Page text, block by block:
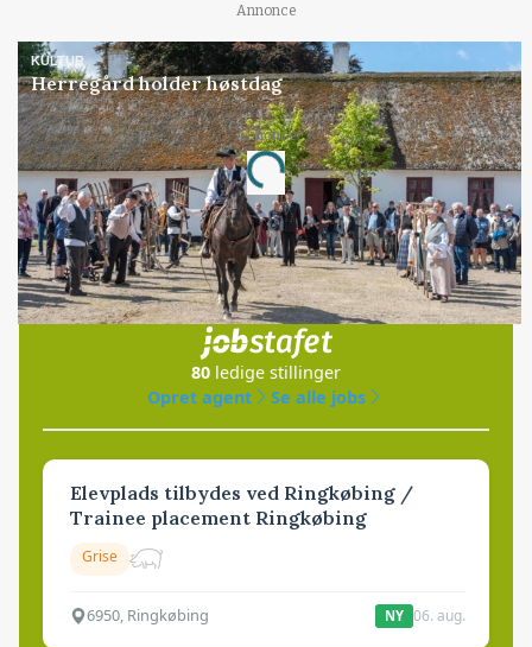
Annonce
KULTUR
Herregård holder høstdag
Annonce
Loading...
Jobs
i samarbejde med
80 ledige stillinger
Opret agent
Se alle jobs
Elevplads tilbydes ved Ringkøbing /
Trainee placement Ringkøbing
Grise
6950, Ringkøbing NY 06. aug.